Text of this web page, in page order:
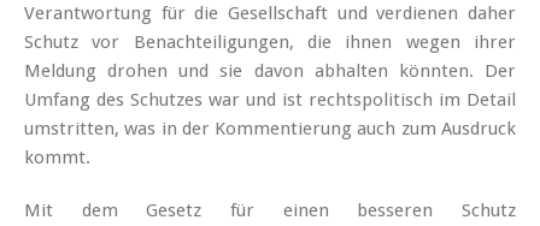
Verantwortung für die Gesellschaft und verdienen daher
Schutz vor Benachteiligungen, die ihnen wegen ihrer
Meldung drohen und sie davon abhalten könnten. Der
Umfang des Schutzes war und ist rechtspolitisch im Detail
umstritten, was in der Kommentierung auch zum Ausdruck
kommt.
Mit dem Gesetz für einen besseren Schutz